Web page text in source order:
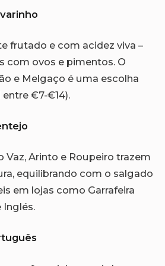
frutado e com acidez viva –
com ovos e pimentos. O
e Melgaço é uma escolha
€7-€14).
Vaz, Arinto e Roupeiro trazem
equilibrando com o salgado
em lojas como Garrafeira
Inglés.